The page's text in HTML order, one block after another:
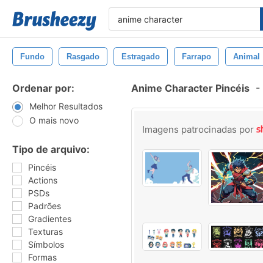
Fundo Rasgado Estragado Farrapo Animal
Ordenar por:
Melhor Resultados
O mais novo
Tipo de arquivo:
Pincéis
Actions
PSDs
Padrões
Gradientes
Texturas
Símbolos
Formas
Anime Character Pincéis -
Imagens patrocinadas por